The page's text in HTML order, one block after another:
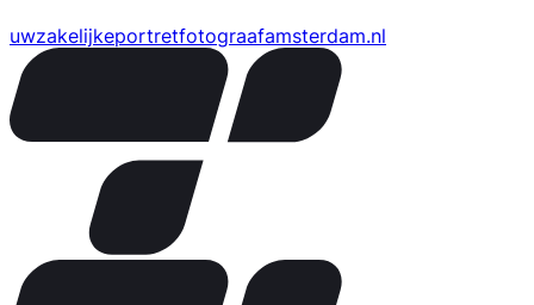
uwzakelijkeportretfotograafamsterdam.nl